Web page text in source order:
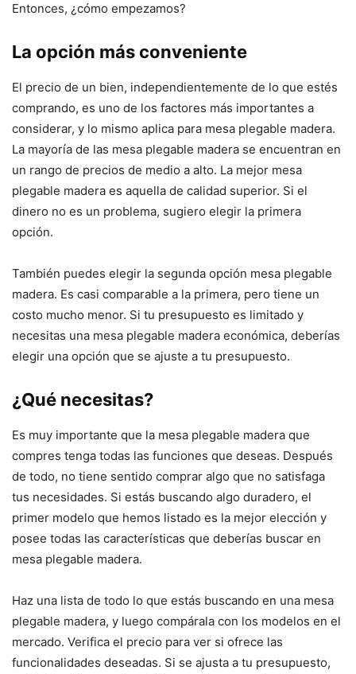
Entonces, ¿cómo empezamos?
La opción más conveniente
El precio de un bien, independientemente de lo que estés
comprando, es uno de los factores más importantes a
considerar, y lo mismo aplica para mesa plegable madera.
La mayoría de las mesa plegable madera se encuentran en
un rango de precios de medio a alto. La mejor mesa
plegable madera es aquella de calidad superior. Si el
dinero no es un problema, sugiero elegir la primera
opción.
También puedes elegir la segunda opción mesa plegable
madera. Es casi comparable a la primera, pero tiene un
costo mucho menor. Si tu presupuesto es limitado y
necesitas una mesa plegable madera económica, deberías
elegir una opción que se ajuste a tu presupuesto.
¿Qué necesitas?
Es muy importante que la mesa plegable madera que
compres tenga todas las funciones que deseas. Después
de todo, no tiene sentido comprar algo que no satisfaga
tus necesidades. Si estás buscando algo duradero, el
primer modelo que hemos listado es la mejor elección y
posee todas las características que deberías buscar en
mesa plegable madera.
Haz una lista de todo lo que estás buscando en una mesa
plegable madera, y luego compárala con los modelos en el
mercado. Verifica el precio para ver si ofrece las
funcionalidades deseadas. Si se ajusta a tu presupuesto,